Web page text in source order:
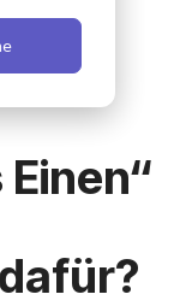
Microservices & Headless
Healthcare-Agentur
Foto- & Videoagenturen (Capture)
&
Versorgungsunternehmen
DSCOVER 2027